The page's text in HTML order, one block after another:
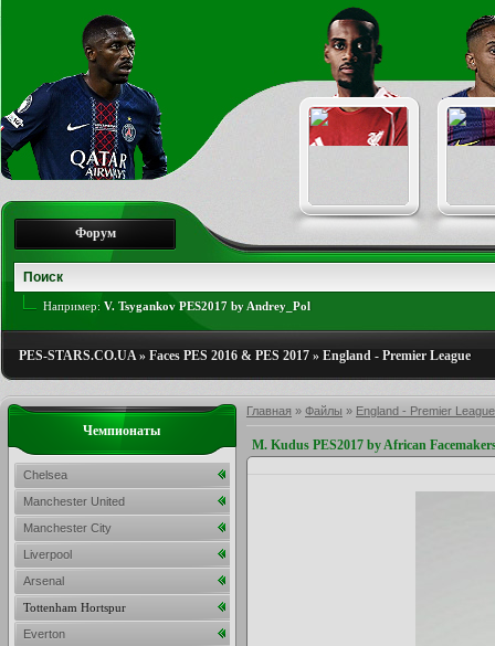
Форум
Например: V. Tsygankov PES2017 by Andrey_Pol
PES-STARS.CO.UA» Faces PES 2016 & PES 2017 » England - Premier League
Главная » Файлы » England - Premier League
M. Kudus PES2017 by African
Чемпионаты
Chelsea
Manchester United
Manchester City
Liverpool
Arsenal
Tottenham Hortspur
Everton